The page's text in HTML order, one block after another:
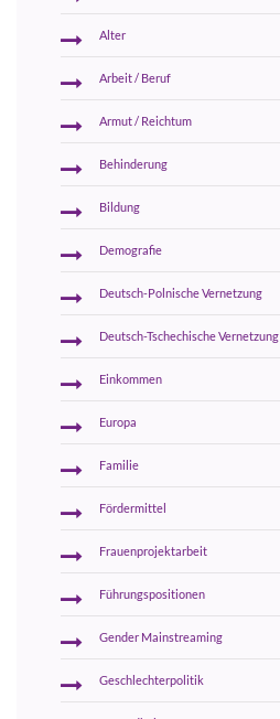
Alter
Arbeit / Beruf
Armut / Reichtum
Behinderung
Bildung
Demografie
Deutsch-Polnische Vernetzung
Deutsch-Tschechische Vernetzung
Einkommen
Europa
Familie
Fördermittel
Frauenprojektarbeit
Führungspositionen
Gender Mainstreaming
Geschlechterpolitik